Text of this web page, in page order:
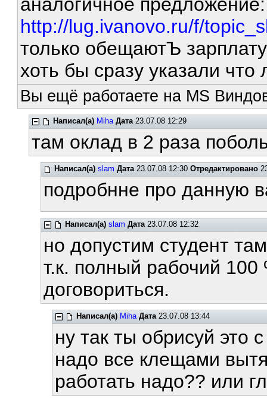
http://lug.ivanovo.ru/f/
только обещаютЪ
хоть бы сразу указали что
Вы ещё работаете на MS
Написал(а) Miha Дата23.07.08 12:29
там оклад в 2 раза
Написал(а) slam Дата23.07.08 12:30 Отредактировано
подробнне про данную
Написал(а) slam Дата23.07.08 12:32
но допустим студент
т.к. полный рабочий 100
договориться.
Написал(а) Miha Дата23.07.08 13:44
ну так ты обрисуй это
надо все клещами
работать надо?? или